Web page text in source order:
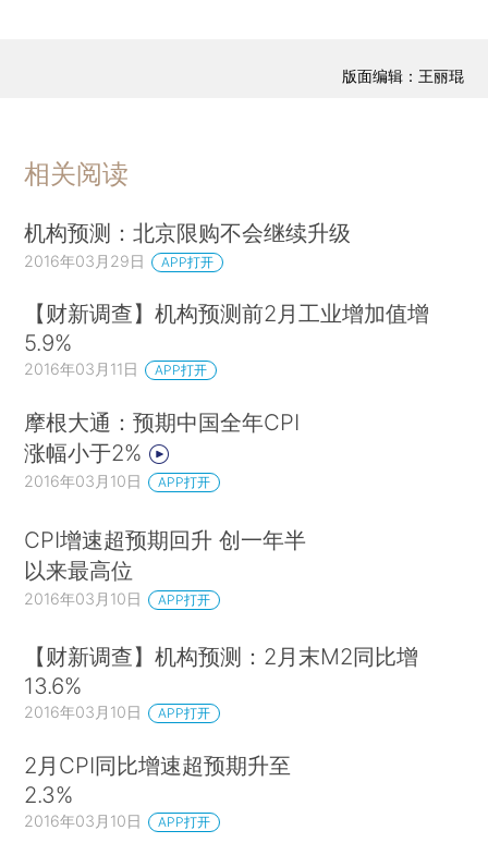
版面编辑：王丽琨
相关阅读
机构预测：北京限购不会继续升级
2016年03月29日 APP打开
【财新调查】机构预测前2月工业增加值增
5.9%
2016年03月11日 APP打开
摩根大通：预期中国全年CPI
涨幅小于2%
2016年03月10日 APP打开
CPI增速超预期回升 创一年半
以来最高位
2016年03月10日 APP打开
【财新调查】机构预测：2月末M2同比增
13.6%
2016年03月10日 APP打开
2月CPI同比增速超预期升至
2.3%
2016年03月10日 APP打开